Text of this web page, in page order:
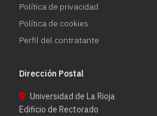
Política de privacidad
Política de cookies
Perfil del contratante
Dirección Postal
Universidad de La Rioja
Edificio de Rectorado